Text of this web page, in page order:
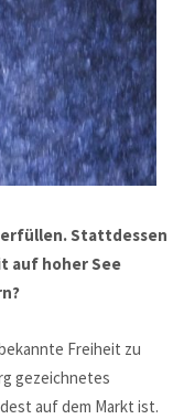
erfüllen. Stattdessen
auf hoher See
Freiheit zu
gezeichnetes
auf dem Markt ist.